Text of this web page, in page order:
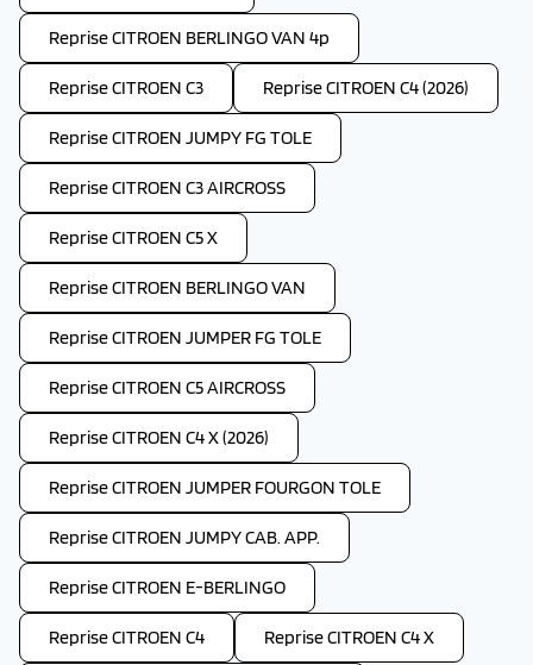
Reprise CITROEN BERLINGO VAN 4p
Reprise CITROEN C3 Reprise CITROEN C4 (2026)
Reprise CITROEN JUMPY FG TOLE
Reprise CITROEN C3 AIRCROSS
Reprise CITROEN C5 X
Reprise CITROEN BERLINGO VAN
Reprise CITROEN JUMPER FG TOLE
Reprise CITROEN C5 AIRCROSS
Reprise CITROEN C4 X (2026)
Reprise CITROEN JUMPER FOURGON TOLE
Reprise CITROEN JUMPY CAB. APP.
Reprise CITROEN E-BERLINGO
Reprise CITROEN C4 Reprise CITROEN C4 X